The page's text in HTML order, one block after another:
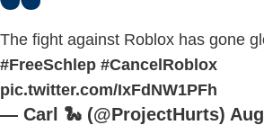
The fight against Roblox has gone
#FreeSchlep #CancelRoblox
pic.twitter.com/IxFdNW1PFh
— Carl 🐍 (@ProjectHurts)